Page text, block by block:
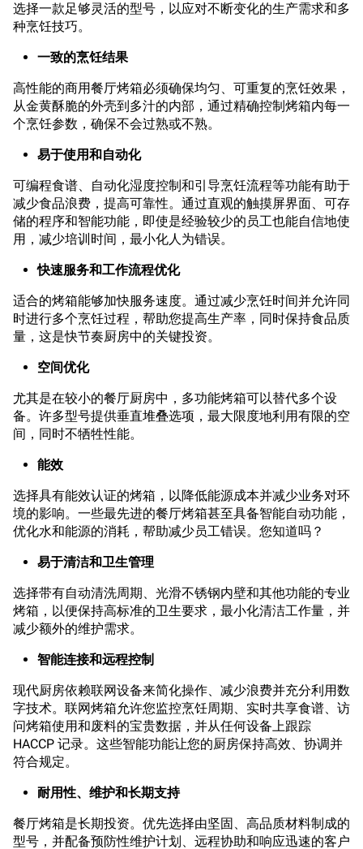
选择一款足够灵活的型号，以应对不断变化的生产需求和多
种烹饪技巧。
一致的烹饪结果
高性能的商用餐厅烤箱必须确保均匀、可重复的烹饪效果，
从金黄酥脆的外壳到多汁的内部，通过精确控制烤箱内每一
个烹饪参数，确保不会过熟或不熟。
易于使用和自动化
可编程食谱、自动化湿度控制和引导烹饪流程等功能有助于
减少食品浪费，提高可靠性。通过直观的触摸屏界面、可存
储的程序和智能功能，即使是经验较少的员工也能自信地使
用，减少培训时间，最小化人为错误。
快速服务和工作流程优化
适合的烤箱能够加快服务速度。通过减少烹饪时间并允许同
时进行多个烹饪过程，帮助您提高生产率，同时保持食品质
量，这是快节奏厨房中的关键投资。
空间优化
尤其是在较小的餐厅厨房中，多功能烤箱可以替代多个设
备。许多型号提供垂直堆叠选项，最大限度地利用有限的空
间，同时不牺牲性能。
能效
选择具有能效认证的烤箱，以降低能源成本并减少业务对环
境的影响。一些最先进的餐厅烤箱甚至具备智能自动功能，
优化水和能源的消耗，帮助减少员工错误。您知道吗？
易于清洁和卫生管理
选择带有自动清洗周期、光滑不锈钢内壁和其他功能的专业
烤箱，以便保持高标准的卫生要求，最小化清洁工作量，并
减少额外的维护需求。
智能连接和远程控制
现代厨房依赖联网设备来简化操作、减少浪费并充分利用数
字技术。联网烤箱允许您监控烹饪周期、实时共享食谱、访
问烤箱使用和废料的宝贵数据，并从任何设备上跟踪
HACCP 记录。这些智能功能让您的厨房保持高效、协调并
符合规定。
耐用性、维护和长期支持
餐厅烤箱是长期投资。优先选择由坚固、高品质材料制成的
型号，并配备预防性维护计划、远程协助和响应迅速的客户